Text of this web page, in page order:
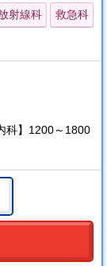
で通勤することが
しやすい場所に
射線科 救急科
科】1200～1800